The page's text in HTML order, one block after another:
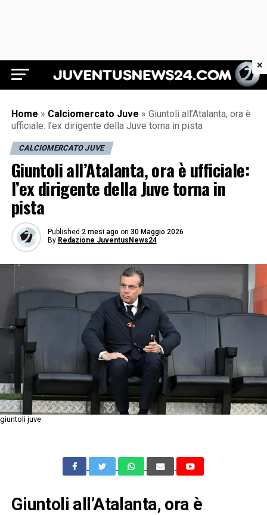
Juventus News 24
Home » Calciomercato Juve » Giuntoli all’Atalanta, ora è
ufficiale: l’ex dirigente della Juve torna in pista
CALCIOMERCATO JUVE
Giuntoli all’Atalanta, ora è ufficiale:
l’ex dirigente della Juve torna in
pista
Published 2 mesi ago on 30 Maggio 2026
By Redazione JuventusNews24
giuntoli juve
Giuntoli all’Atalanta, ora è
×